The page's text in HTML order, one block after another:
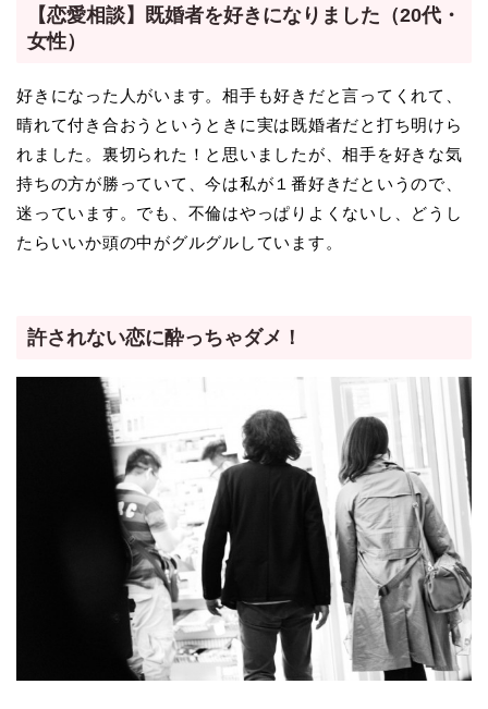
【恋愛相談】既婚者を好きになりました（20代・
女性）
好きになった人がいます。相手も好きだと言ってくれて、
晴れて付き合おうというときに実は既婚者だと打ち明けら
れました。裏切られた！と思いましたが、相手を好きな気
持ちの方が勝っていて、今は私が１番好きだというので、
迷っています。でも、不倫はやっぱりよくないし、どうし
たらいいか頭の中がグルグルしています。
許されない恋に酔っちゃダメ！